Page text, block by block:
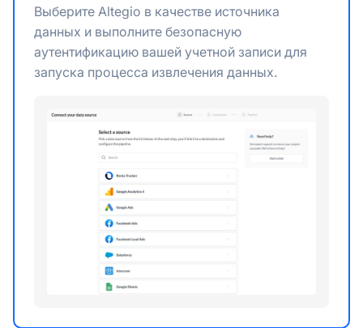
Выберите Altegio в качестве источника
данных и выполните безопасную
аутентификацию вашей учетной записи для
запуска процесса извлечения данных.